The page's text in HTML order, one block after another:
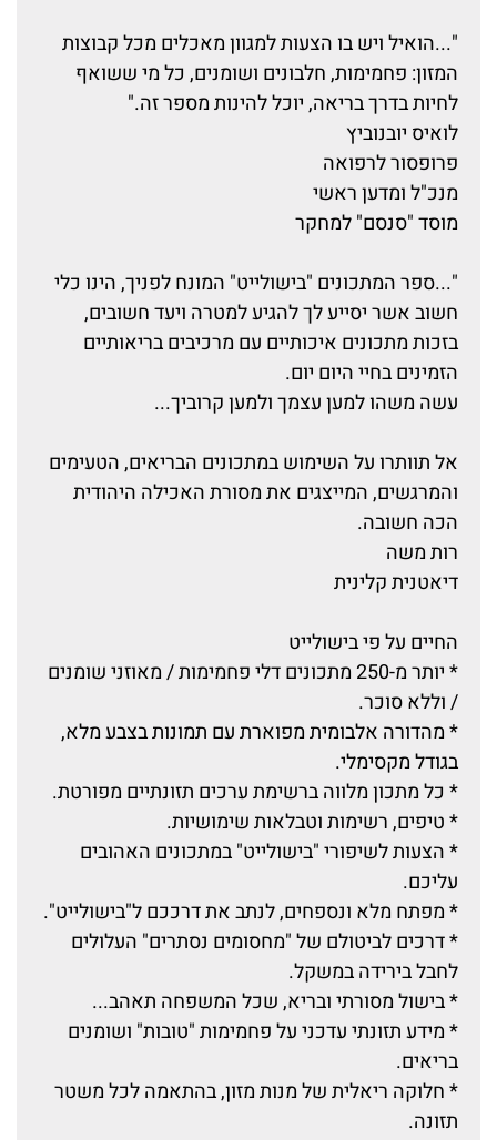
"...הואיל ויש בו הצעות למגוון מאכלים מכל קבוצות
המזון: פחמימות, חלבונים ושומנים, כל מי ששואף
לחיות בדרך בריאה, יוכל להינות מספר זה."
לואיס יובנוביץ
פרופסור לרפואה
מנכ"ל ומדען ראשי
מוסד "סנסם" למחקר
"...ספר המתכונים "בישולייט" המונח לפניך, הינו כלי
חשוב אשר יסייע לך להגיע למטרה ויעד חשובים,
בזכות מתכונים איכותיים עם מרכיבים בריאותיים
הזמינים בחיי היום יום.
עשה משהו למען עצמך ולמען קרוביך...
אל תוותרו על השימוש במתכונים הבריאים, הטעימים
והמרגשים, המייצגים את מסורת האכילה היהודית
הכה חשובה.
רות משה
דיאטנית קלינית
החיים על פי בישולייט
* יותר מ-250 מתכונים דלי פחמימות / מאוזני שומנים
/ וללא סוכר.
* מהדורה אלבומית מפוארת עם תמונות בצבע מלא,
בגודל מקסימלי.
* כל מתכון מלווה ברשימת ערכים תזונתיים מפורטת.
* טיפים, רשימות וטבלאות שימושיות.
* הצעות לשיפורי "בישולייט" במתכונים האהובים
עליכם.
* מפתח מלא ונספחים, לנתב את דרככם ל"בישולייט".
* דרכים לביטולם של "מחסומים נסתרים" העלולים
לחבל בירידה במשקל.
* בישול מסורתי ובריא, שכל המשפחה תאהב...
* מידע תזונתי עדכני על פחמימות "טובות" ושומנים
בריאים.
* חלוקה ריאלית של מנות מזון, בהתאמה לכל משטר
תזונה.